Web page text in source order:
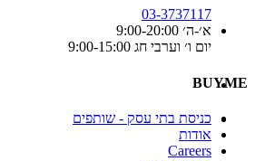
03-3737117
א׳-ה׳ 9:00-20:00
יום ו׳ וערבי חג 9:00-15:00
BUYME
כניסת בתי עסק - שותפים
אודות
Careers